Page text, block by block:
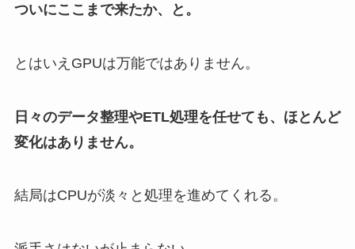
ついにここまで来たか、と。
とはいえGPUは万能ではありません。
日々のデータ整理やETL処理を任せても、ほとんど
変化はありません。
結局はCPUが淡々と処理を進めてくれる。